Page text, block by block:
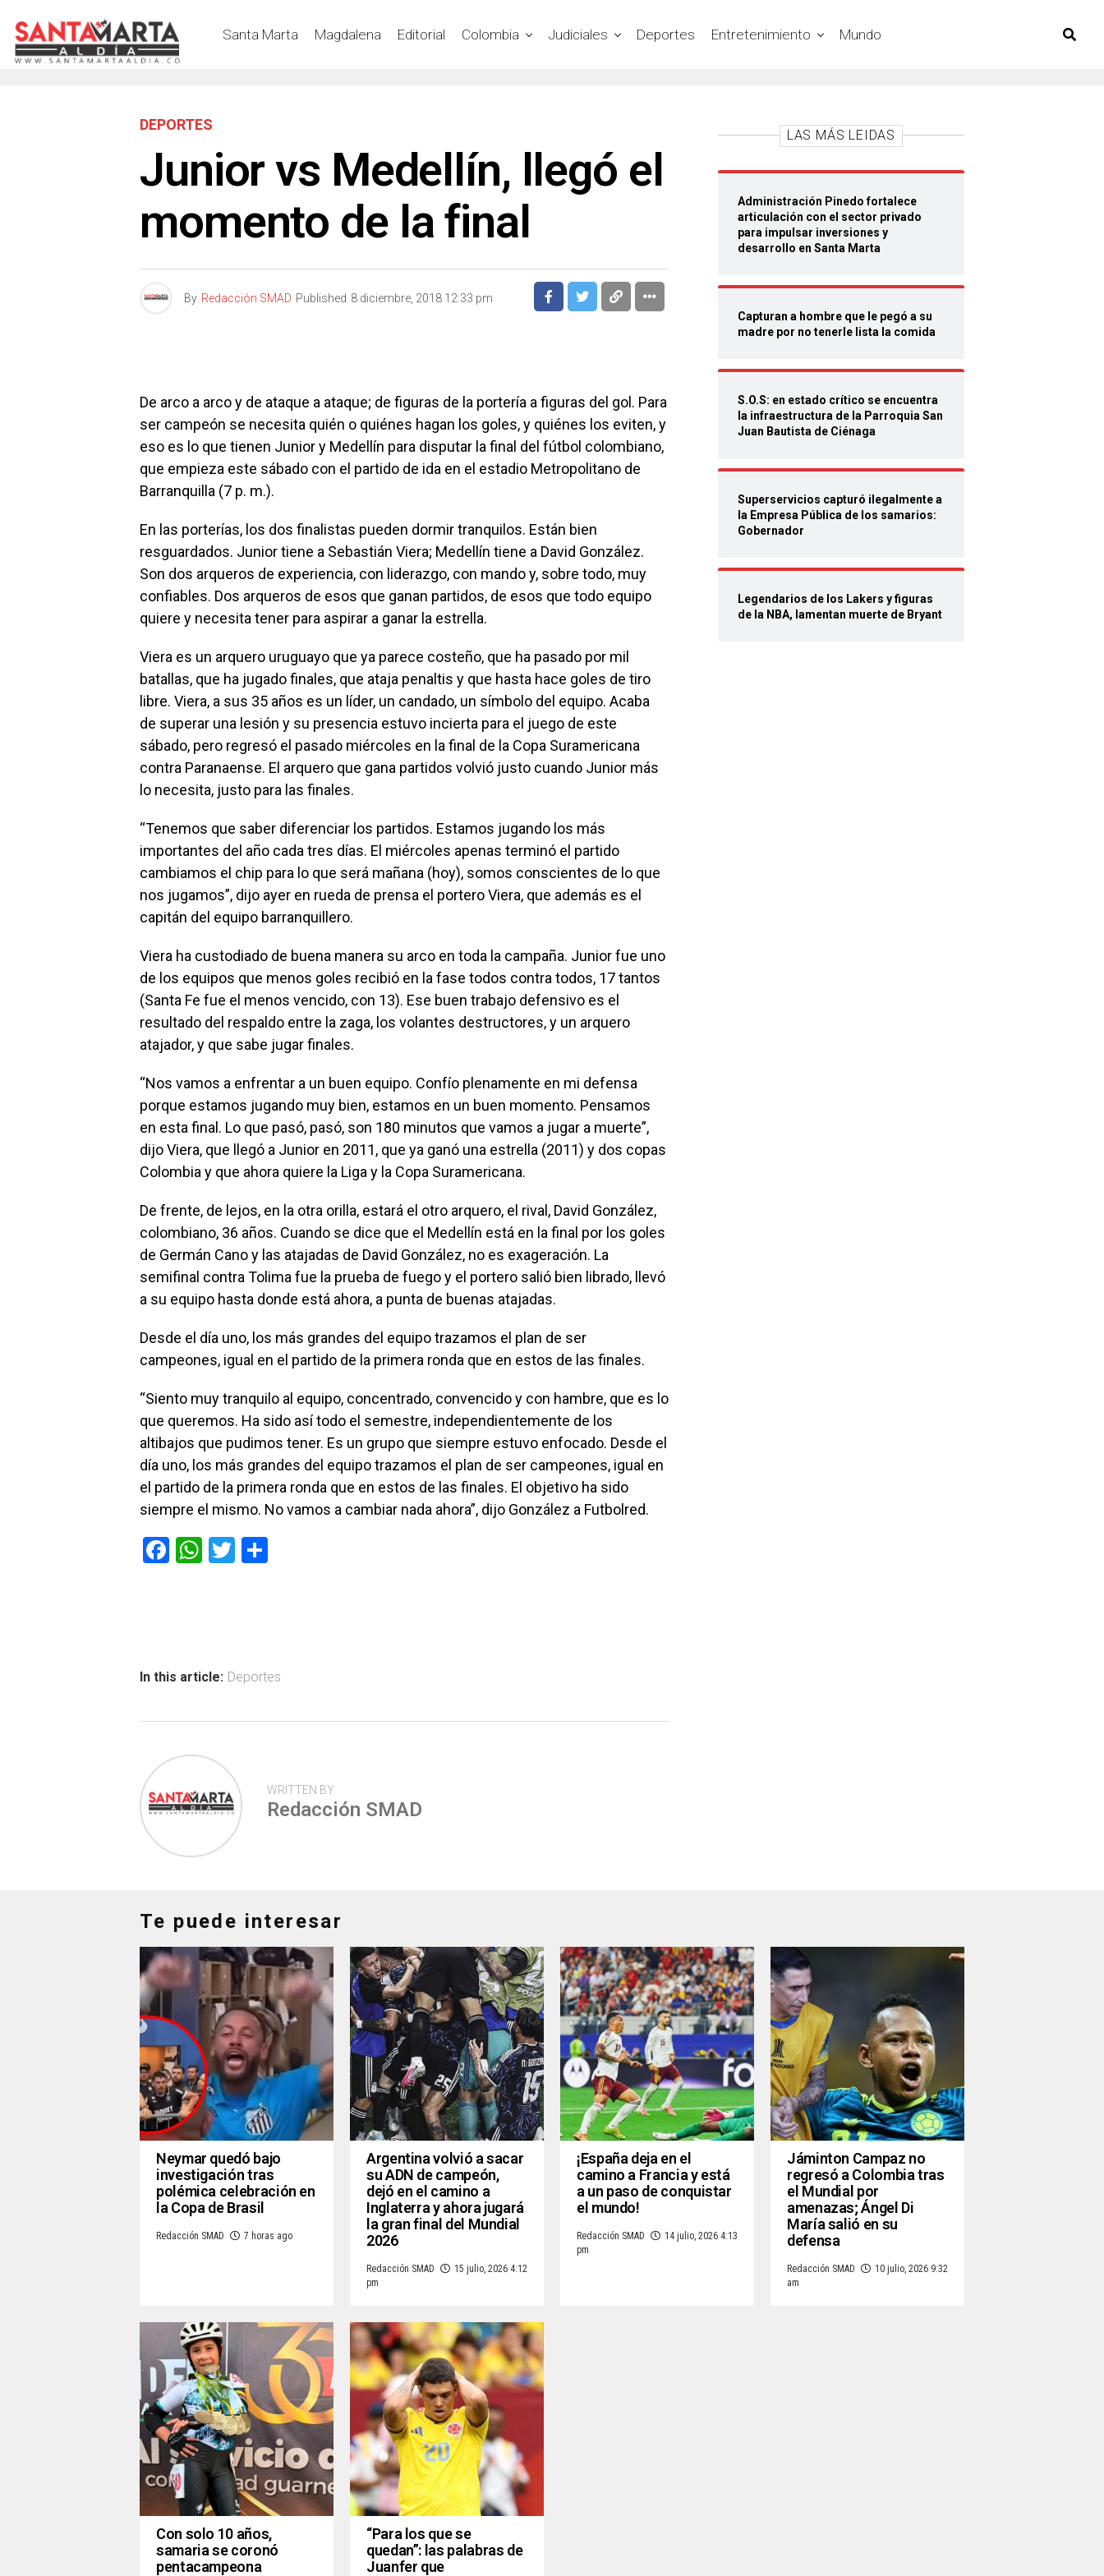
Santa Marta Magdalena Editorial Colombia Judiciales Deportes Entretenimiento Mundo
DEPORTES
Junior vs Medellín, llegó el
momento de la final
By Redacción SMAD Published 8 diciembre, 2018 12:33 pm
De arco a arco y de ataque a ataque; de figuras de la portería a figuras del gol. Para
ser campeón se necesita quién o quiénes hagan los goles, y quiénes los eviten, y
eso es lo que tienen Junior y Medellín para disputar la final del fútbol colombiano,
que empieza este sábado con el partido de ida en el estadio Metropolitano de
Barranquilla (7 p. m.).
En las porterías, los dos finalistas pueden dormir tranquilos. Están bien
resguardados. Junior tiene a Sebastián Viera; Medellín tiene a David González.
Son dos arqueros de experiencia, con liderazgo, con mando y, sobre todo, muy
confiables. Dos arqueros de esos que ganan partidos, de esos que todo equipo
quiere y necesita tener para aspirar a ganar la estrella.
Viera es un arquero uruguayo que ya parece costeño, que ha pasado por mil
batallas, que ha jugado finales, que ataja penaltis y que hasta hace goles de tiro
libre. Viera, a sus 35 años es un líder, un candado, un símbolo del equipo. Acaba
de superar una lesión y su presencia estuvo incierta para el juego de este
sábado, pero regresó el pasado miércoles en la final de la Copa Suramericana
contra Paranaense. El arquero que gana partidos volvió justo cuando Junior más
lo necesita, justo para las finales.
“Tenemos que saber diferenciar los partidos. Estamos jugando los más
importantes del año cada tres días. El miércoles apenas terminó el partido
cambiamos el chip para lo que será mañana (hoy), somos conscientes de lo que
nos jugamos”, dijo ayer en rueda de prensa el portero Viera, que además es el
capitán del equipo barranquillero.
Viera ha custodiado de buena manera su arco en toda la campaña. Junior fue uno
de los equipos que menos goles recibió en la fase todos contra todos, 17 tantos
(Santa Fe fue el menos vencido, con 13). Ese buen trabajo defensivo es el
resultado del respaldo entre la zaga, los volantes destructores, y un arquero
atajador, y que sabe jugar finales.
“Nos vamos a enfrentar a un buen equipo. Confío plenamente en mi defensa
porque estamos jugando muy bien, estamos en un buen momento. Pensamos
en esta final. Lo que pasó, pasó, son 180 minutos que vamos a jugar a muerte”,
dijo Viera, que llegó a Junior en 2011, que ya ganó una estrella (2011) y dos copas
Colombia y que ahora quiere la Liga y la Copa Suramericana.
De frente, de lejos, en la otra orilla, estará el otro arquero, el rival, David González,
colombiano, 36 años. Cuando se dice que el Medellín está en la final por los goles
de Germán Cano y las atajadas de David González, no es exageración. La
semifinal contra Tolima fue la prueba de fuego y el portero salió bien librado, llevó
a su equipo hasta donde está ahora, a punta de buenas atajadas.
Desde el día uno, los más grandes del equipo trazamos el plan de ser
campeones, igual en el partido de la primera ronda que en estos de las finales.
“Siento muy tranquilo al equipo, concentrado, convencido y con hambre, que es lo
que queremos. Ha sido así todo el semestre, independientemente de los
altibajos que pudimos tener. Es un grupo que siempre estuvo enfocado. Desde el
día uno, los más grandes del equipo trazamos el plan de ser campeones, igual en
el partido de la primera ronda que en estos de las finales. El objetivo ha sido
siempre el mismo. No vamos a cambiar nada ahora”, dijo González a Futbolred.
F
ok
W
p
T
tir
In this article: Deportes
WRITTEN BY
Redacción SMAD
LAS MÁS LEIDAS
Administración Pinedo fortalece
articulación con el sector privado
para impulsar inversiones y
desarrollo en Santa Marta
Capturan a hombre que le pegó a su
madre por no tenerle lista la comida
S.O.S: en estado crítico se encuentra
la infraestructura de la Parroquia San
Juan Bautista de Ciénaga
Superservicios capturó ilegalmente a
la Empresa Pública de los samarios:
Gobernador
Legendarios de los Lakers y figuras
de la NBA, lamentan muerte de Bryant
Te puede interesar
Neymar quedó bajo
investigación tras
polémica celebración en
la Copa de Brasil
Redacción SMAD 7 horas ago
Argentina volvió a sacar
su ADN de campeón,
dejó en el camino a
Inglaterra y ahora jugará
la gran final del Mundial
2026
Redacción SMAD
15 julio, 2026 4:12
pm
¡España deja en el
camino a Francia y está
a un paso de conquistar
el mundo!
Redacción SMAD
14 julio, 2026 4:13
pm
Jáminton Campaz no
regresó a Colombia tras
el Mundial por
amenazas; Ángel Di
María salió en su
defensa
Redacción SMAD
10 julio, 2026 9:32
am
Con solo 10 años,
samaria se coronó
pentacampeona
“Para los que se
quedan”: las palabras de
Juanfer que